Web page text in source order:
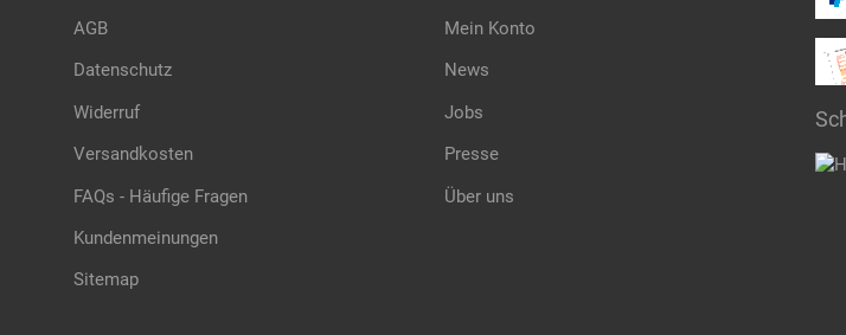
AGB
Datenschutz
Widerruf
Versandkosten
FAQs - Häufige Fragen
Kundenmeinungen
Sitemap
Mein Konto
News
Jobs
Presse
Über uns